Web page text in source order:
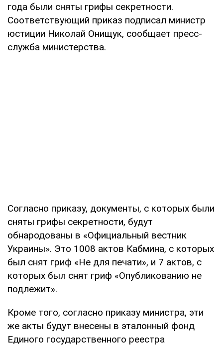
года были сняты грифы секретности.
Соответствующий приказ подписал министр
юстиции Николай Онищук, сообщает пресс-
служба министерства.
Согласно приказу, документы, с которых были
сняты грифы секретности, будут
обнародованы в «Официальный вестник
Украины». Это 1008 актов Кабмина, с которых
был снят гриф «Не для печати», и 7 актов, с
которых был снят гриф «Опубликованию не
подлежит».
Кроме того, согласно приказу министра, эти
же акты будут внесены в эталонный фонд
Единого государственного реестра